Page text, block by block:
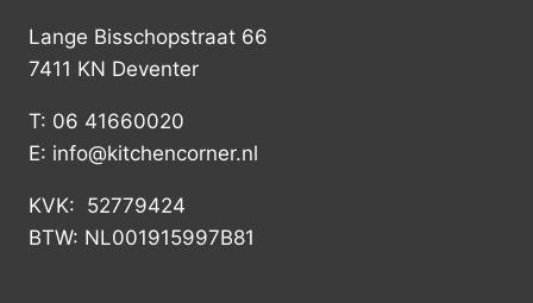
Lange Bisschopstraat 66
7411 KN Deventer
T: 06 41660020
E: info@kitchencorner.nl
KVK: 52779424
BTW: NL001915997B81